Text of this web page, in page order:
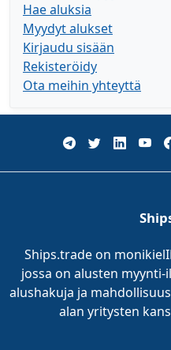
Hae aluksia
Myydyt alukset
Kirjaudu sisään
Rekisteröidy
Ota meihin yhteyttä
Ships.trade on
jossa on alusten
alushakuja ja
alan yritysten